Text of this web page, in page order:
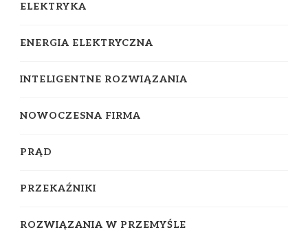
ELEKTRYKA
ENERGIA ELEKTRYCZNA
INTELIGENTNE ROZWIĄZANIA
NOWOCZESNA FIRMA
PRĄD
PRZEKAŹNIKI
ROZWIĄZANIA W PRZEMYŚLE